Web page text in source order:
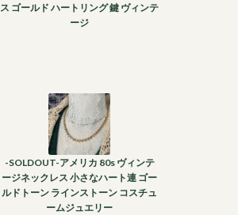
ス ゴールド ハートリング 鍵 ヴィンテ
ージ
-SOLDOUT-アメリカ 80s ヴィンテ
ージネックレス 小さなハート連 ゴー
ルドトーン ラインストーン コスチュ
ームジュエリー